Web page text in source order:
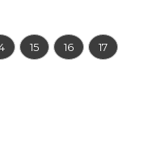
15 16 17